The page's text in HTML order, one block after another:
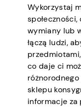
Wykorzystaj
wymiany lub
łączą ludzi,
co daje ci
sklepu
informacje